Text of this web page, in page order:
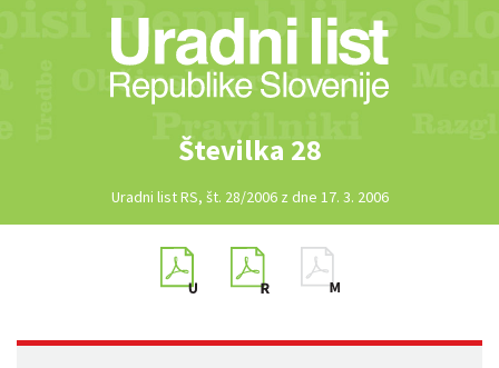
Številka 28
Uradni list RS, št. 28/2006 z dne 17. 3. 2006